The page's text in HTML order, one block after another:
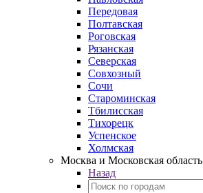
Передовая
Полтавская
Роговская
Рязанская
Северская
Совхозный
Сочи
Староминская
Тбилисская
Тихорецк
Успенское
Холмская
Москва и Московская область
Назад